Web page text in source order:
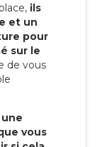
ils
et un
pour
sur le
de vous
vous